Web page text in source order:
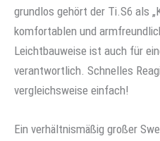
grundlos gehört der Ti.S6 als
komfortablen und
Leichtbauweise ist auch für
verantwortlich. Schnelles
vergleichsweise einfach!
Ein verhältnismäßig großer